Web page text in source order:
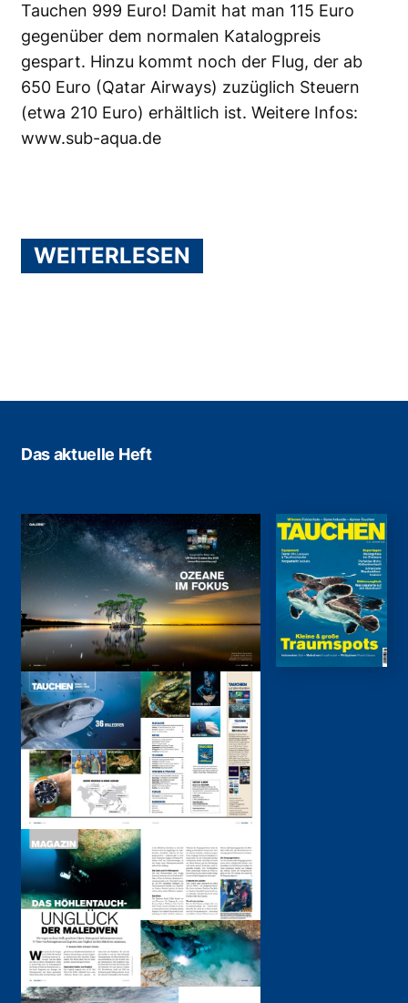
Tauchen 999 Euro! Damit hat man 115 Euro
gegenüber dem normalen Katalogpreis
gespart. Hinzu kommt noch der Flug, der ab
650 Euro (Qatar Airways) zuzüglich Steuern
(etwa 210 Euro) erhältlich ist. Weitere Infos:
www.sub-aqua.de
WEITERLESEN
Das aktuelle Heft